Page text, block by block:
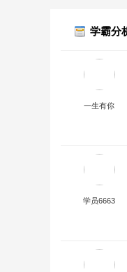
学霸分
一生有你
学员6663